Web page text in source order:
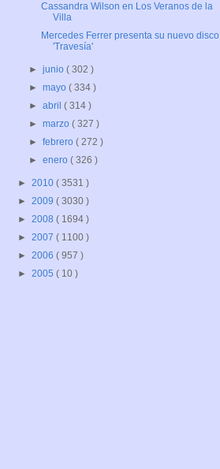
Cassandra Wilson en Los Veranos de la
Villa
Mercedes Ferrer presenta su nuevo disco
'Travesía'
►junio( 302 )
►mayo( 334 )
►abril( 314 )
►marzo( 327 )
►febrero( 272 )
►enero( 326 )
► 2010 ( 3531 )
► 2009 ( 3030 )
► 2008 ( 1694 )
► 2007 ( 1100 )
► 2006 ( 957 )
► 2005 ( 10 )